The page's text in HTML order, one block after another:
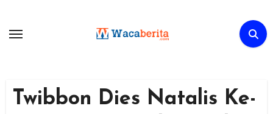
content
Twibbon Dies Natalis Ke-